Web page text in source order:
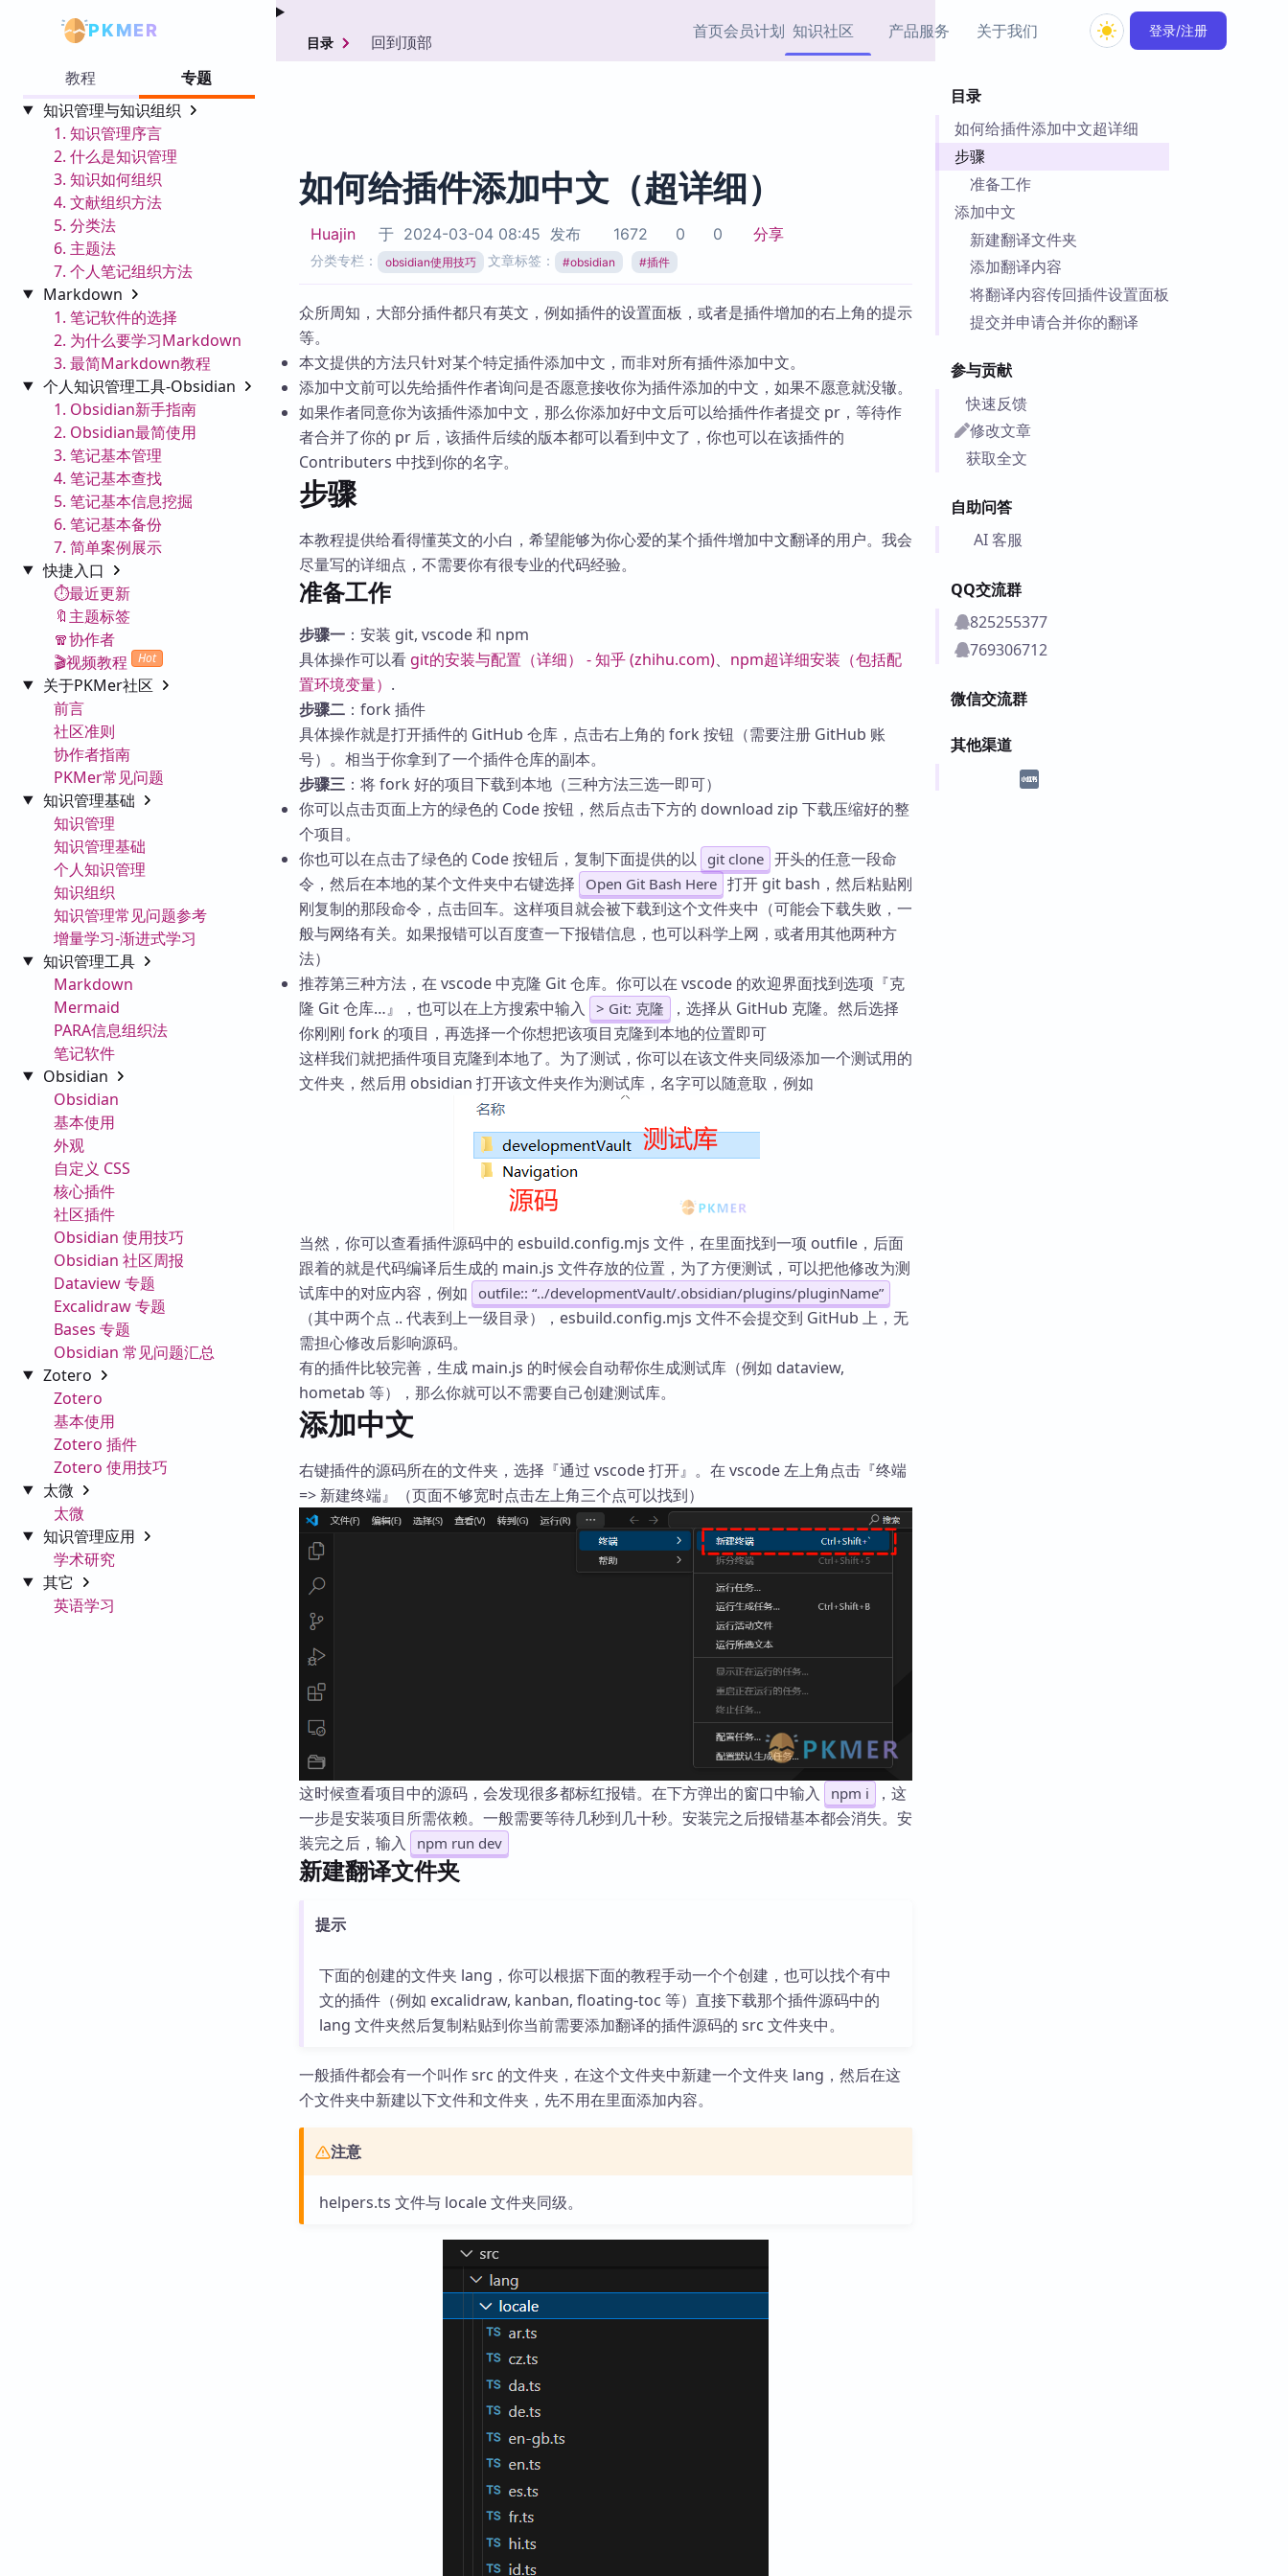
PKMER 首页会员计划 知识社区
协作者
Obsidian 专题
Obsidian 社区插件
知识管理
产品服务
载
加速访问 Obsidian 官方
市场
Zotero 插件 挂件集市
ZK 卡实例库
Zettelkasten 实践示例
库
Obsidian 教程
主题下载与外观美化
Zotero 教程
关于我们 登录/注册
教程
专题
知识管理与知识组织
1. 知识管理序言
2. 什么是知识管理
3. 知识如何组织
4. 文献组织方法
5. 分类法
6. 主题法
7. 个人笔记组织方法
Markdown
1. 笔记软件的选择
2. 为什么要学习Markdown
3. 最简Markdown教程
个人知识管理工具-Obsidian
1. Obsidian新手指南
2. Obsidian最简使用
3. 笔记基本管理
4. 笔记基本查找
5. 笔记基本信息挖掘
6. 笔记基本备份
7. 简单案例展示
快捷入口
⏱️最近更新
🔖主题标签
🧣协作者
🎬视频教程
Hot
关于PKMer社区
前言
社区准则
协作者指南
PKMer常见问题
知识管理基础
知识管理
知识管理基础
个人知识管理
知识组织
知识管理常见问题参考
增量学习-渐进式学习
知识管理工具
Markdown
Mermaid
PARA信息组织法
笔记软件
Obsidian
Obsidian
基本使用
外观
自定义 CSS
核心插件
社区插件
Obsidian 使用技巧
Obsidian 社区周报
Dataview 专题
Excalidraw 专题
Bases 专题
Obsidian 常见问题汇总
Zotero
Zotero
基本使用
Zotero 插件
Zotero 使用技巧
太微
太微
知识管理应用
学术研究
其它
英语学习
目录
如何给插件添加中文超详细
步骤
准备工作
添加中文
新建翻译文件夹
添加翻译内容
将翻译内容传回插件设置面板
提交并申请合并你的翻译
参与贡献
快速反馈
修改文章
获取全文
自助问答
AI 客服
QQ交流群
825255377
769306712
微信交流群
其他渠道
目录 回到顶部
如何给插件添加中文（超详细）
Huajin 于 2024-03-04 08:45 发布 1672 0 0 分享
分类专栏： obsidian使用技巧 文章标签： #obsidian #插件
众所周知，大部分插件都只有英文，例如插件的设置面板，或者是插件增加的右上角的提示
等。
本文提供的方法只针对某个特定插件添加中文，而非对所有插件添加中文。
添加中文前可以先给插件作者询问是否愿意接收你为插件添加的中文，如果不愿意就没辙。
如果作者同意你为该插件添加中文，那么你添加好中文后可以给插件作者提交 pr，等待作
者合并了你的 pr 后，该插件后续的版本都可以看到中文了，你也可以在该插件的
Contributers 中找到你的名字。
步骤
本教程提供给看得懂英文的小白，希望能够为你心爱的某个插件增加中文翻译的用户。我会
尽量写的详细点，不需要你有很专业的代码经验。
准备工作
步骤一 ：安装 git, vscode 和 npm
具体操作可以看 git的安装与配置（详细） - 知乎 (zhihu.com)、 npm超详细安装（包括配
置环境变量） .
步骤二 ：fork 插件
具体操作就是打开插件的 GitHub 仓库，点击右上角的 fork 按钮（需要注册 GitHub 账
号）。相当于你拿到了一个插件仓库的副本。
步骤三 ：将 fork 好的项目下载到本地（三种方法三选一即可）
你可以点击页面上方的绿色的 Code 按钮，然后点击下方的 download zip 下载压缩好的整
个项目。
你也可以在点击了绿色的 Code 按钮后，复制下面提供的以
git clone 开头的任意一段命
令，然后在本地的某个文件夹中右键选择
Open Git Bash Here 打开 git bash，然后粘贴刚
刚复制的那段命令，点击回车。这样项目就会被下载到这个文件夹中（可能会下载失败，一
般与网络有关。如果报错可以百度查一下报错信息，也可以科学上网，或者用其他两种方
法）
推荐第三种方法，在 vscode 中克隆 Git 仓库。你可以在 vscode 的欢迎界面找到选项『克
隆 Git 仓库…』，也可以在上方搜索中输入
> Git: 克隆
，选择从 GitHub 克隆。然后选择
你刚刚 fork 的项目，再选择一个你想把该项目克隆到本地的位置即可
这样我们就把插件项目克隆到本地了。为了测试，你可以在该文件夹同级添加一个测试用的
文件夹，然后用 obsidian 打开该文件夹作为测试库，名字可以随意取，例如
当然，你可以查看插件源码中的 esbuild.config.mjs 文件，在里面找到一项 outfile，后面
跟着的就是代码编译后生成的 main.js 文件存放的位置，为了方便测试，可以把他修改为测
试库中的对应内容，例如
outfile:: “../developmentVault/.obsidian/plugins/pluginName”
（其中两个点 .. 代表到上一级目录），esbuild.config.mjs 文件不会提交到 GitHub 上，无
需担心修改后影响源码。
有的插件比较完善，生成 main.js 的时候会自动帮你生成测试库（例如 dataview,
hometab 等），那么你就可以不需要自己创建测试库。
添加中文
右键插件的源码所在的文件夹，选择『通过 vscode 打开』。在 vscode 左上角点击『终端
=> 新建终端』（页面不够宽时点击左上角三个点可以找到）
这时候查看项目中的源码，会发现很多都标红报错。在下方弹出的窗口中输入 npm i
，这
一步是安装项目所需依赖。一般需要等待几秒到几十秒。安装完之后报错基本都会消失。安
装完之后，输入
npm run dev
新建翻译文件夹
提示
下面的创建的文件夹 lang，你可以根据下面的教程手动一个个创建，也可以找个有中
文的插件（例如 excalidraw, kanban, floating-toc 等）直接下载那个插件源码中的
lang 文件夹然后复制粘贴到你当前需要添加翻译的插件源码的 src 文件夹中。
一般插件都会有一个叫作 src 的文件夹，在这个文件夹中新建一个文件夹 lang，然后在这
个文件夹中新建以下文件和文件夹，先不用在里面添加内容。
注意
helpers.ts 文件与 locale 文件夹同级。